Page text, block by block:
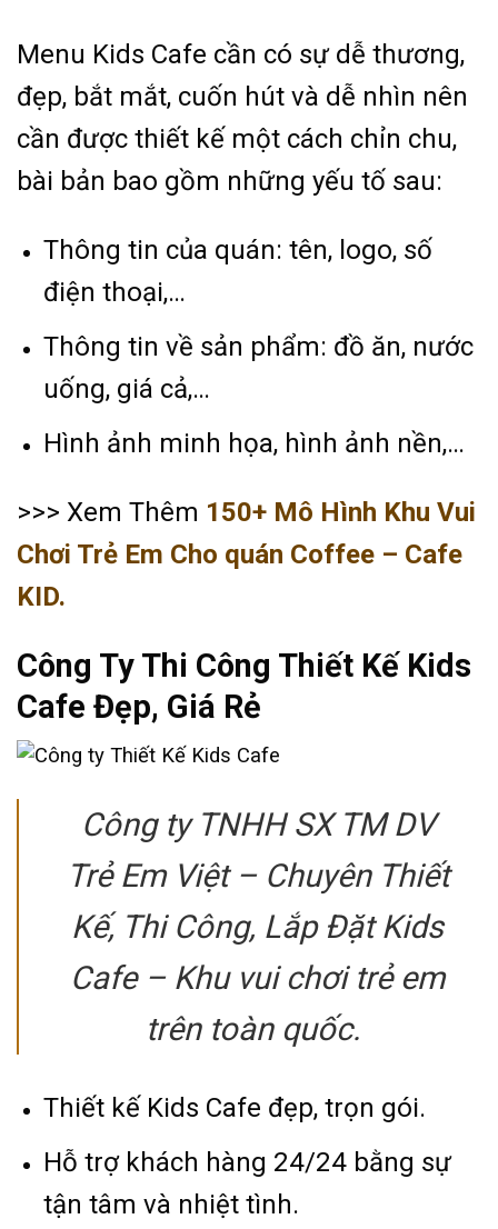
Menu Kids Cafe cần có sự dễ thương,
đẹp, bắt mắt, cuốn hút và dễ nhìn nên
cần được thiết kế một cách chỉn chu,
bài bản bao gồm những yếu tố sau:
Thông tin của quán: tên, logo, số
điện thoại,…
Thông tin về sản phẩm: đồ ăn, nước
uống, giá cả,…
Hình ảnh minh họa, hình ảnh nền,…
>>> Xem Thêm 150+ Mô Hình Khu Vui
Chơi Trẻ Em Cho quán Coffee – Cafe
KID.
Công Ty Thi Công Thiết Kế Kids
Cafe Đẹp, Giá Rẻ
Công ty TNHH SX TM DV
Trẻ Em Việt – Chuyên Thiết
Kế, Thi Công, Lắp Đặt Kids
Cafe – Khu vui chơi trẻ em
trên toàn quốc.
Thiết kế Kids Cafe đẹp, trọn gói.
Hỗ trợ khách hàng 24/24 bằng sự
tận tâm và nhiệt tình.